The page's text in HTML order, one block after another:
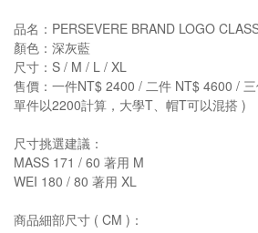
品名：PERSEVERE BRAND LOGO
顏色：深灰藍
尺寸：S / M / L / XL
售價：一件NT$ 2400 / 二件 NT$ 4600 /
單件以2200計算，大學T、帽T可以混搭 )
尺寸挑選建議：
MASS 171 / 60 著用 M
WEI 180 / 80 著用 XL
商品細部尺寸 ( CM )：